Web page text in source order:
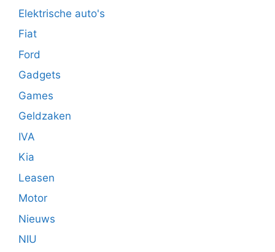
Elektrische auto's
Fiat
Ford
Gadgets
Games
Geldzaken
IVA
Kia
Leasen
Motor
Nieuws
NIU